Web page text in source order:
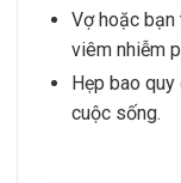
Vợ hoặc bạn
viêm nhiễm
Hẹp bao
cuộc sống.